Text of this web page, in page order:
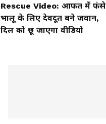
Rescue Video: आफत में फंसे
भालू के लिए देवदूत बने जवान,
दिल को छू जाएगा वीडियो